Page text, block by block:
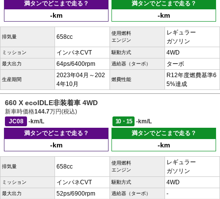
満タンでどこまで走る？
-km
満タンでどこまで走る？
-km
排気量 658cc
使用燃料
エンジン
レギュラー
ガソリン
ミッション インパネCVT 駆動方式 4WD
最大出力 64ps/6400rpm 過給器（ターボ） ターボ
生産期間
2023年04月～202
4年10月
燃費性能
R12年度燃費基準6
5%達成
660 X ecoIDLE非装着車 4WD
新車時価格144.7万円(税込)
JC08
-km/L 10・15
-km/L
満タンでどこまで走る？
-km
満タンでどこまで走る？
-km
排気量 658cc
使用燃料
エンジン
レギュラー
ガソリン
ミッション インパネCVT 駆動方式 4WD
最大出力 52ps/6900rpm 過給器（ターボ） -